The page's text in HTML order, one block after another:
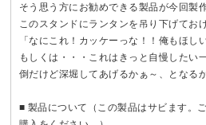
そう思う方にお勧めできる製品が今回製
このスタンドにランタンを吊り下げてお
「なにこれ！カッケーっな！！俺もほし
もしくは・・・これはきっと自慢したい
倒だけど深堀してあげるかぁ～、となる
■ 製品について（この製品はサビます。